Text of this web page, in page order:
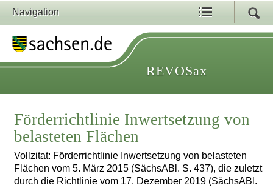
Navigation
REVOSax
Förderrichtlinie Inwertsetzung von
belasteten Flächen
Vollzitat: Förderrichtlinie Inwertsetzung von belasteten
Flächen vom 5. März 2015 (SächsABl. S. 437), die zuletzt
durch die Richtlinie vom 17. Dezember 2019 (SächsABl.